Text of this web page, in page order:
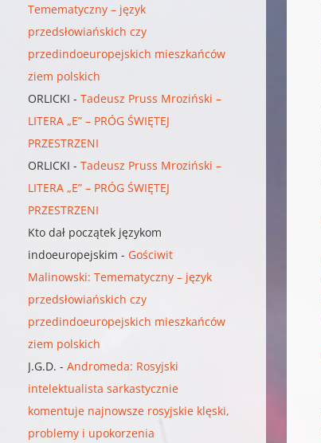
Temematyczny – język
przedsłowiańskich czy
przedindoeuropejskich mieszkańców
ziem polskich
ORLICKI -Tadeusz Pruss Mroziński –
LITERA „E” – PRÓG ŚWIĘTEJ
PRZESTRZENI
ORLICKI -Tadeusz Pruss Mroziński –
LITERA „E” – PRÓG ŚWIĘTEJ
PRZESTRZENI
Kto dał początek językom
indoeuropejskim - Gościwit
Malinowski: Temematyczny – język
przedsłowiańskich czy
przedindoeuropejskich mieszkańców
ziem polskich
J.G.D. -Andromeda: Rosyjski
intelektualista sarkastycznie
komentuje najnowsze rosyjskie klęski,
problemy i upokorzenia